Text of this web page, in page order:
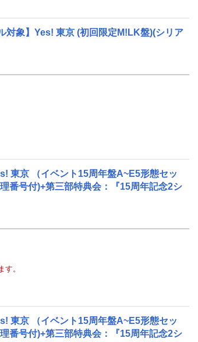
対象】Yes! 東京 (初回限定M!LK盤)(シリア
東京 （イベント15周年盤A~E5形態セッ
番号付)+第三部特典会：『15周年記念2シ
。
東京 （イベント15周年盤A~E5形態セッ
番号付)+第三部特典会：『15周年記念2シ